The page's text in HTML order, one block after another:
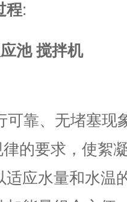
程:
可靠、无堵塞现
的要求，使絮
适应水量和水温